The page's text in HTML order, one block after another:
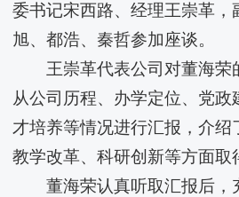
委书记宋西路、经理王崇革，
旭、都浩、秦哲参加座谈。
王崇革代表公司对董海荣
从公司历程、办学定位、党政
才培养等情况进行汇报，介绍
教学改革、科研创新等方面取
董海荣认真听取汇报后，